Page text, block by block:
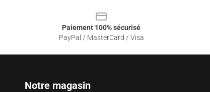
Paiement 100% sécurisé
PayPal / MasterCard / Visa
Notre magasin